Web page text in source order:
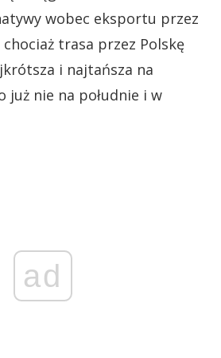
wobec eksportu przez
chociaż trasa przez Polskę
i najtańsza na
już nie na południe i w
ad